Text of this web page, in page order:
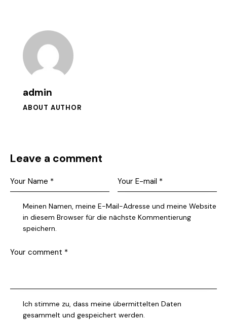
admin
ABOUT AUTHOR
Leave a comment
Meinen Namen, meine E-Mail-Adresse und meine Website
in diesem Browser für die nächste Kommentierung
speichern.
Ich stimme zu, dass meine übermittelten Daten
gesammelt und gespeichert werden.